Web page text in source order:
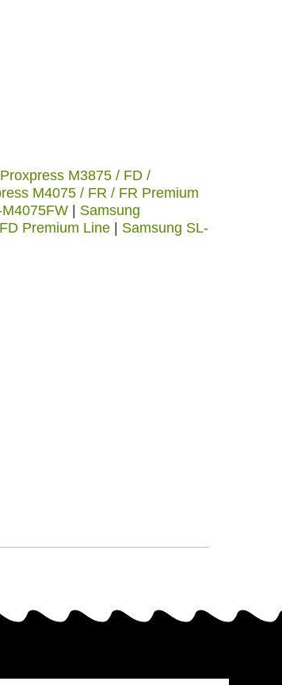
M3875 / FD /
M4075 / FR / FR Premium
Samsung
Premium Line
Samsung SL-